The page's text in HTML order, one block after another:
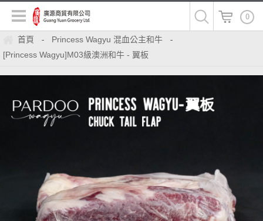
0
首頁 - Princess Wagyu 混血公主和牛 -
[Princess Wagyu]M03級澳洲和牛 - 翼板